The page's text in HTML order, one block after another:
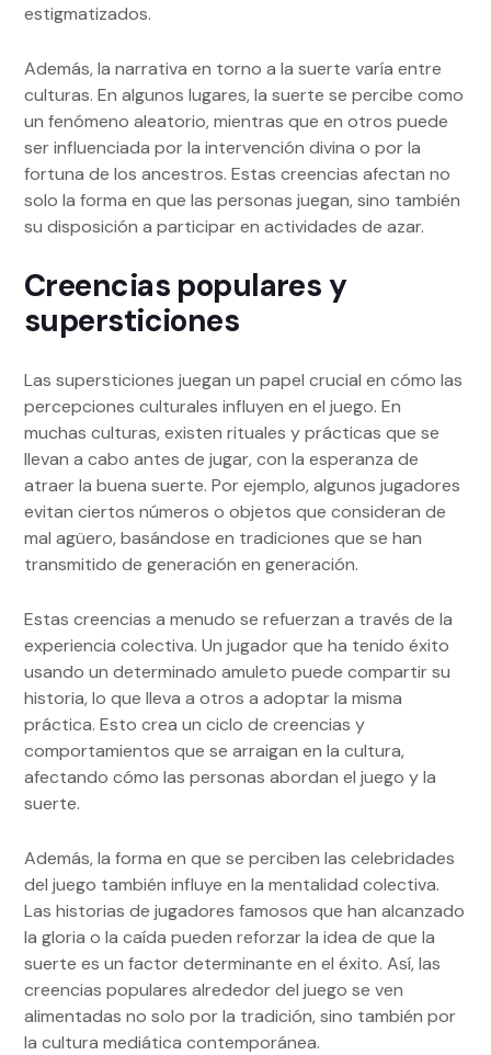
estigmatizados.
Además, la narrativa en torno a la suerte varía entre
culturas. En algunos lugares, la suerte se percibe como
un fenómeno aleatorio, mientras que en otros puede
ser influenciada por la intervención divina o por la
fortuna de los ancestros. Estas creencias afectan no
solo la forma en que las personas juegan, sino también
su disposición a participar en actividades de azar.
Creencias populares y
supersticiones
Las supersticiones juegan un papel crucial en cómo las
percepciones culturales influyen en el juego. En
muchas culturas, existen rituales y prácticas que se
llevan a cabo antes de jugar, con la esperanza de
atraer la buena suerte. Por ejemplo, algunos jugadores
evitan ciertos números o objetos que consideran de
mal agüero, basándose en tradiciones que se han
transmitido de generación en generación.
Estas creencias a menudo se refuerzan a través de la
experiencia colectiva. Un jugador que ha tenido éxito
usando un determinado amuleto puede compartir su
historia, lo que lleva a otros a adoptar la misma
práctica. Esto crea un ciclo de creencias y
comportamientos que se arraigan en la cultura,
afectando cómo las personas abordan el juego y la
suerte.
Además, la forma en que se perciben las celebridades
del juego también influye en la mentalidad colectiva.
Las historias de jugadores famosos que han alcanzado
la gloria o la caída pueden reforzar la idea de que la
suerte es un factor determinante en el éxito. Así, las
creencias populares alrededor del juego se ven
alimentadas no solo por la tradición, sino también por
la cultura mediática contemporánea.